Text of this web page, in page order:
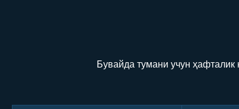
Бувайда тумани учун